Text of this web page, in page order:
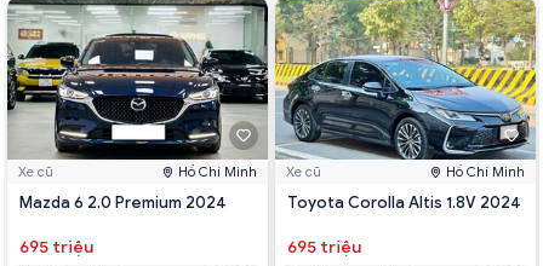
Xe cũ Hồ Chí Minh
Mazda 6 2.0 Premium 2024
695 triệu
Xe cũ Hồ Chí Minh
Toyota Corolla Altis 1.8V 2024
695 triệu